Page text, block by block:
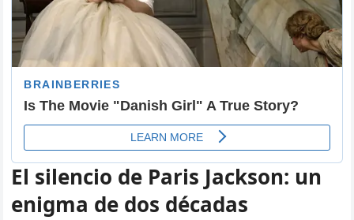
El silencio de Paris Jackson: un
enigma de dos décadas